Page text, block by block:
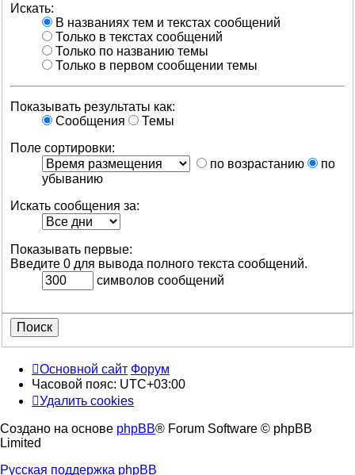
Искать:
В названиях тем и текстах сообщений
Только в текстах сообщений
Только по названию темы
Только в первом сообщении темы
Показывать результаты как:
Сообщения
Темы
Поле сортировки:
по возрастанию
по
убыванию
Искать сообщения за:
Показывать первые:
Введите 0 для вывода полного текста сообщений.
символов сообщений
Основной сайт Форум
Часовой пояс: UTC+03:00
Удалить cookies
Создано на основе phpBB® Forum Software © phpBB
Limited
Русская поддержка phpBB